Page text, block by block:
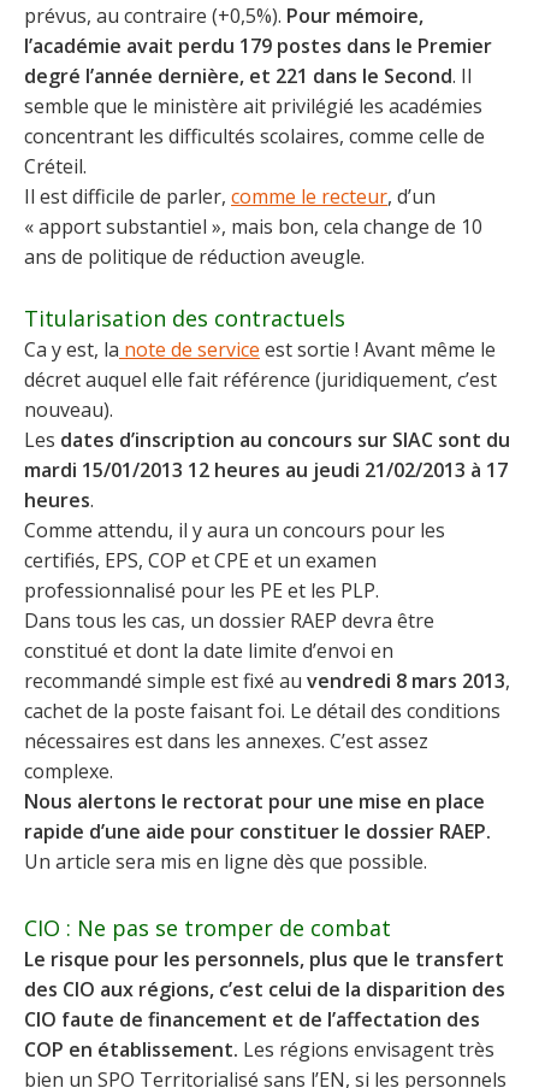
prévus, au contraire (+0,5%). Pour mémoire,
l’académie avait perdu 179 postes dans le Premier
degré l’année dernière, et 221 dans le Second. Il
semble que le ministère ait privilégié les académies
concentrant les difficultés scolaires, comme celle de
Créteil.
Il est difficile de parler, comme le recteur, d’un
« apport substantiel », mais bon, cela change de 10
ans de politique de réduction aveugle.
Titularisation des contractuels
Ca y est, la note de service est sortie ! Avant même le
décret auquel elle fait référence (juridiquement, c’est
nouveau).
Les dates d’inscription au concours sur SIAC sont du
mardi 15/01/2013 12 heures au jeudi 21/02/2013 à 17
heures.
Comme attendu, il y aura un concours pour les
certifiés, EPS, COP et CPE et un examen
professionnalisé pour les PE et les PLP.
Dans tous les cas, un dossier RAEP devra être
constitué et dont la date limite d’envoi en
recommandé simple est fixé au vendredi 8 mars 2013,
cachet de la poste faisant foi. Le détail des conditions
nécessaires est dans les annexes. C’est assez
complexe.
Nous alertons le rectorat pour une mise en place
rapide d’une aide pour constituer le dossier RAEP.
Un article sera mis en ligne dès que possible.
CIO : Ne pas se tromper de combat
Le risque pour les personnels, plus que le transfert
des CIO aux régions, c’est celui de la disparition des
CIO faute de financement et de l’affectation des
COP en établissement. Les régions envisagent très
bien un SPO Territorialisé sans l’EN, si les personnels